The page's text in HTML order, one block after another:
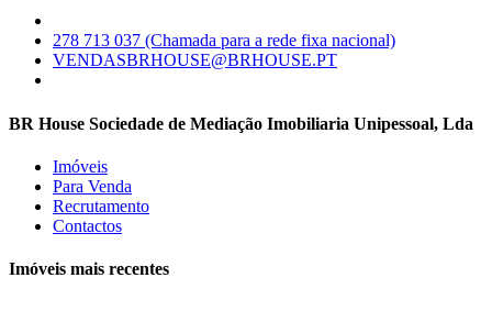
278 713 037 (Chamada para a rede fixa nacional)
VENDASBRHOUSE@BRHOUSE.PT
BR House Sociedade de Mediação Imobiliaria Unipessoal, Lda
Imóveis
Para Venda
Recrutamento
Contactos
Imóveis mais recentes